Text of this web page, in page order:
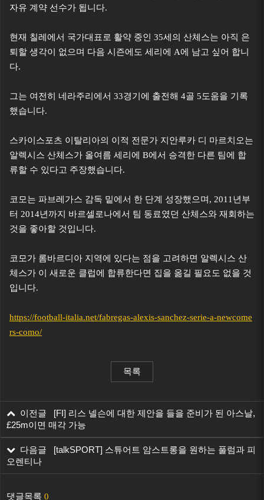
자유 계약 선수가 됩니다.
현재 칠레에서 국가대표로 활약 중인 35세의 산체스는 아직 은
퇴할 생각이 없으며 다음 시즌에도 세리에 A에 남고 싶어 합니
다.
그는 여전히 네라주리에서 33경기에 출전해 4골 5도움을 기록
했습니다.
스카이스포츠 이탈리아의 이적 전문가 지안루카 디 마르치오는
알렉시스 산체스가 올여름 세리에 B에서 승격한 다른 팀에 합
류할 수 있다고 주장했습니다.
코모는 파브레가스 감독 밑에서 한 단계 성장했으며, 2011년부
터 2014년까지 바르셀로나에서 팀 동료였던 산체스와 재회하는
것을 좋아할 것입니다.
코모가 롬바르디아 지역에 있다는 점을 고려하면 알렉시스 산
체스가 이 새로운 클럽에 합류한다면 집을 옮길 필요도 없을 것
입니다.
https://football-italia.net/fabregas-alexis-sanchez-serie-a-newcome
rs-como/
목록
이전글 [FI] 리스 넬슨에 대한 제안을 들을 준비가 된 아스날,
£25m이면 매각 가능
다음글 [talkSPORT] 스튜어트 암스트롱을 원하는 풀럼과 피
오렌티나
댓글목록 0